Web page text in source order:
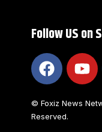
Follow US on
© Foxiz News
Reserved.